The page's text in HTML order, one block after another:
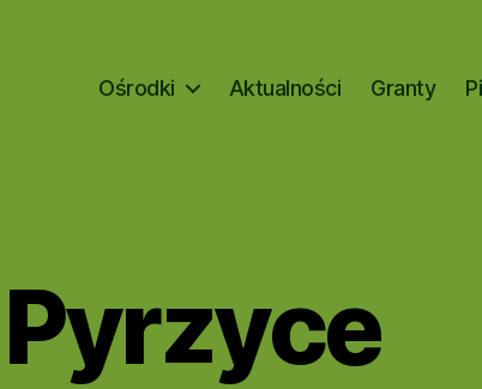
Ośrodki Aktualności Granty